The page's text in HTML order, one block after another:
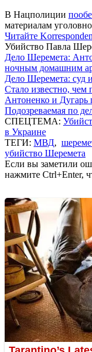
В Нацполиции
материалам
Читайте
Убийство Павла
Дело Шеремета:
ночным домашним
Дело Шеремета: суд
Стало известно, чем
Антоненко и Дугарь
Подозреваемая по
СПЕЦТЕМА:
в Украине
ТЕГИ: МВД,
убийство Шеремета
Если вы заметили
нажмите Ctrl+Enter,